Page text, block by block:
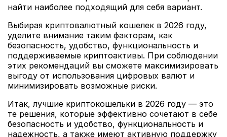
найти наиболее подходящий для себя вариант.
Выбирая криптовалютный кошелек в 2026 году,
уделите внимание таким факторам, как
безопасность, удобство, функциональность и
поддерживаемые криптоактивы. При соблюдении
этих рекомендаций вы сможете максимизировать
выгоду от использования цифровых валют и
минимизировать возможные риски.
Итак, лучшие криптокошельки в 2026 году — это
те решения, которые эффективно сочетают в себе
безопасность и удобство, функциональность и
надежность, а также имеют активную поддержку